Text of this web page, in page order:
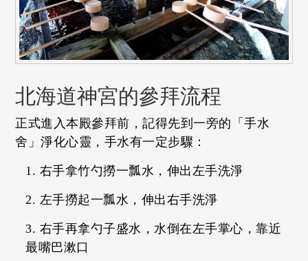
北海道神宮的參拜流程
正式進入本殿參拜前，記得先到一旁的「手水
舍」淨化心靈，手水有一定步驟：
右手拿竹勺撈一瓢水，伸出左手洗淨
左手撈起一瓢水，伸出右手洗淨
右手再拿勺子盛水，水倒在左手掌心，靠近
最嘴巴漱口